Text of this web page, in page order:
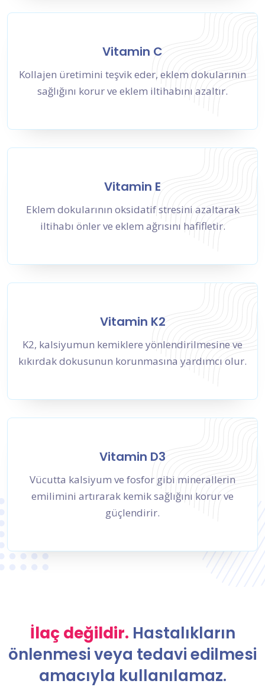
Vitamin C
Kollajen üretimini teşvik eder, eklem dokularının
sağlığını korur ve eklem iltihabını azaltır.
Vitamin E
Eklem dokularının oksidatif stresini azaltarak
iltihabı önler ve eklem ağrısını hafifletir.
Vitamin K2
K2, kalsiyumun kemiklere yönlendirilmesine ve
kıkırdak dokusunun korunmasına yardımcı olur.
Vitamin D3
Vücutta kalsiyum ve fosfor gibi minerallerin
emilimini artırarak kemik sağlığını korur ve
güçlendirir.
İlaç değildir. Hastalıkların
önlenmesi veya tedavi edilmesi
amacıyla kullanılamaz.